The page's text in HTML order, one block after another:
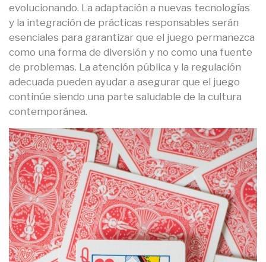
evolucionando. La adaptación a nuevas tecnologías
y la integración de prácticas responsables serán
esenciales para garantizar que el juego permanezca
como una forma de diversión y no como una fuente
de problemas. La atención pública y la regulación
adecuada pueden ayudar a asegurar que el juego
continúe siendo una parte saludable de la cultura
contemporánea.